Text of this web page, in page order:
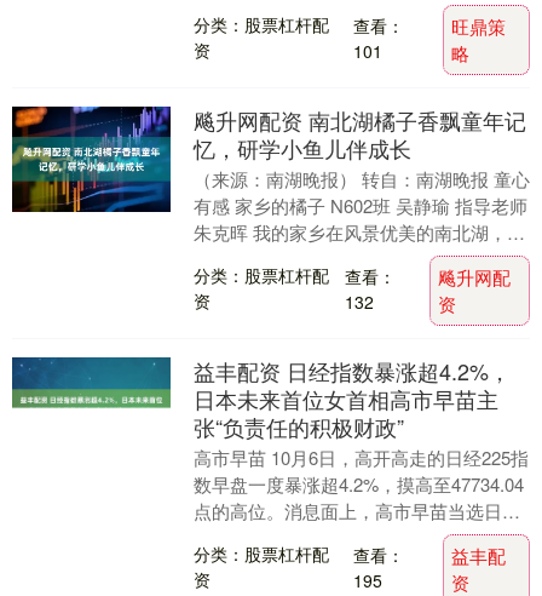
分类：股票杠杆配
资
查看：
101
旺鼎策
略
飚升网配资 南北湖橘子香飘童年记
忆，研学小鱼儿伴成长
（来源：南湖晚报） 转自：南湖晚报 童心
有感 家乡的橘子 N602班 吴静瑜 指导老师
朱克晖 我的家乡在风景优美的南北湖，每
年秋天，这里的橘子就成了最亮丽的风....
分类：股票杠杆配
资
查看：
132
飚升网配
资
益丰配资 日经指数暴涨超4.2%，
日本未来首位女首相高市早苗主
张“负责任的积极财政”
高市早苗 10月6日，高开高走的日经225指
数早盘一度暴涨超4.2%，摸高至47734.04
点的高位。消息面上，高市早苗当选日本
执政党自民党总裁并预计将成为日本....
分类：股票杠杆配
资
查看：
195
益丰配
资